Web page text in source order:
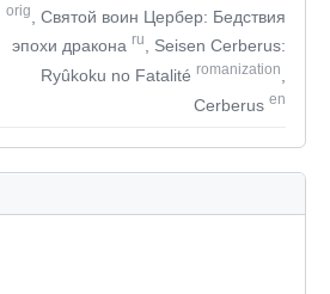
orig
, Святой воин Цербер: Бедствия
эпохи дракона ru
, Seisen Cerberus:
Ryûkoku no Fatalité romanization
Cerberus en